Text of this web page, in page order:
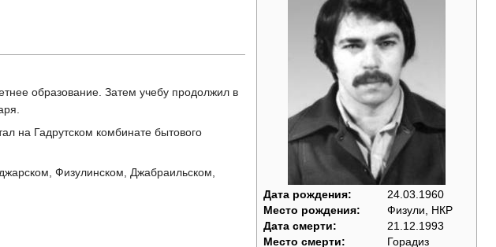
Дата рождения:
24.03.1960
Место рождения:
Физули, НКР
Дата смерти:
21.12.1993
Место смерти:
Горадиз
образование. Затем учебу продолжил в
на Гадрутском комбинате бытового
Физулинском, Джабраильском,